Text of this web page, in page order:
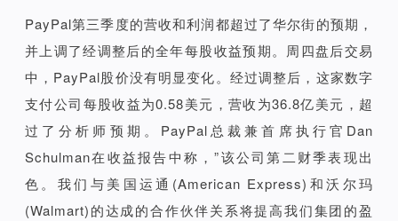
PayPal第三季度的营收和利润都超过了华尔街的预期，
并上调了经调整后的全年每股收益预期。周四盘后交易
中，PayPal股价没有明显变化。经过调整后，这家数字
支付公司每股收益为0.58美元，营收为36.8亿美元，超
过了分析师预期。PayPal总裁兼首席执行官Dan
Schulman在收益报告中称，”该公司第二财季表现出
色。我们与美国运通(American Express)和沃尔玛
(Walmart)的达成的合作伙伴关系将提高我们集团的盈